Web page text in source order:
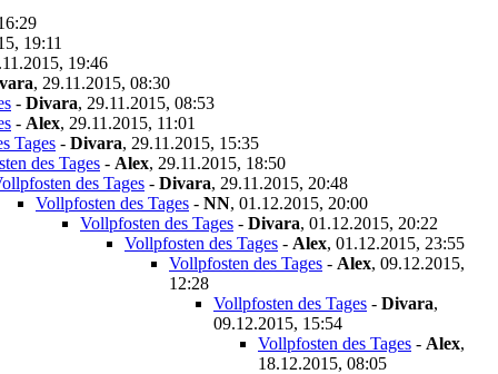
19:11
19:46
, 29.11.2015, 08:30
- Divara, 29.11.2015, 08:53
- Alex, 29.11.2015, 11:01
Tages - Divara, 29.11.2015, 15:35
des Tages - Alex, 29.11.2015, 18:50
des Tages - Divara, 29.11.2015, 20:48
Vollpfosten des Tages - NN, 01.12.2015, 20:00
Vollpfosten des Tages - Divara, 01.12.2015, 20:22
Vollpfosten des Tages - Alex, 01.12.2015, 23:55
Vollpfosten des Tages - Alex, 09.12.2015,
12:28
Vollpfosten des Tages - Divara,
09.12.2015, 15:54
Vollpfosten des Tages - Alex,
18.12.2015, 08:05